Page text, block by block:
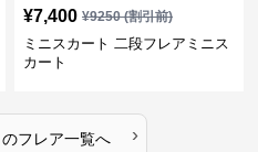
¥7,400 ¥9250(割引前)
ミニスカート 二段フレアミニス
カート
のフレア一覧へ ›